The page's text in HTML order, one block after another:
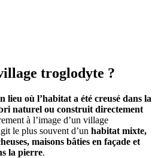
troglodyte ?
lieu où l’habitat a été creusé dans la
naturel ou construit directement
à l’image d’un village
le plus souvent d’un habitat mixte,
maisons bâties en façade et
la pierre.